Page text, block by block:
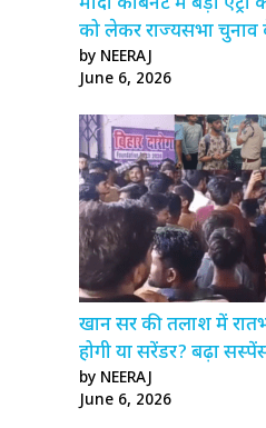
को लेकर राज्यसभा
by NEERAJ
June 6, 2026
खान सर की तलाश में
होगी या सरेंडर? बढ़ा
by NEERAJ
June 6, 2026